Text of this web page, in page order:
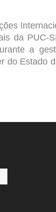
da PUC-
a
do Estado